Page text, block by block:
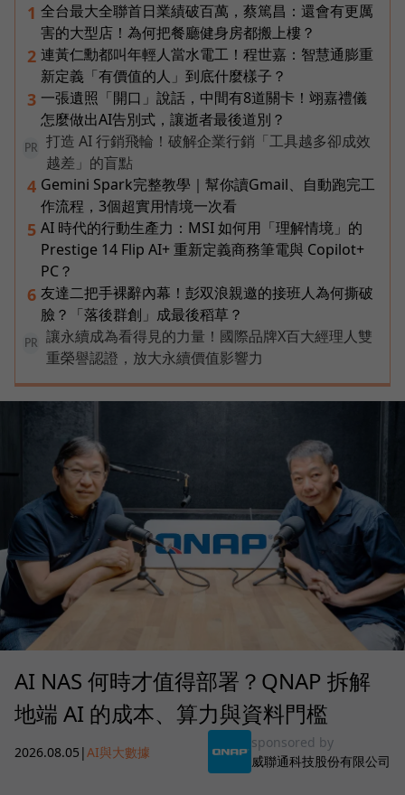
1 全台最大全聯首日業績破百萬，蔡篤昌：還會有更厲
害的大型店！為何把餐廳健身房都搬上樓？
2 連黃仁勳都叫年輕人當水電工！程世嘉：智慧通膨重
新定義「有價值的人」到底什麼樣子？
3 一張遺照「開口」說話，中間有8道關卡！翊嘉禮儀
怎麼做出AI告別式，讓逝者最後道別？
PR
打造 AI 行銷飛輪！破解企業行銷「工具越多卻成效
越差」的盲點
4 Gemini Spark完整教學｜幫你讀Gmail、自動跑完工
作流程，3個超實用情境一次看
5 AI 時代的行動生產力：MSI 如何用「理解情境」的
Prestige 14 Flip AI+ 重新定義商務筆電與 Copilot+
PC？
6 友達二把手裸辭內幕！彭双浪親邀的接班人為何撕破
臉？「落後群創」成最後稻草？
PR
讓永續成為看得見的力量！國際品牌X百大經理人雙
重榮譽認證，放大永續價值影響力
AI NAS 何時才值得部署？QNAP 拆解
地端 AI 的成本、算力與資料門檻
2026.08.05 |AI與大數據
sponsored by
威聯通科技股份有限公司